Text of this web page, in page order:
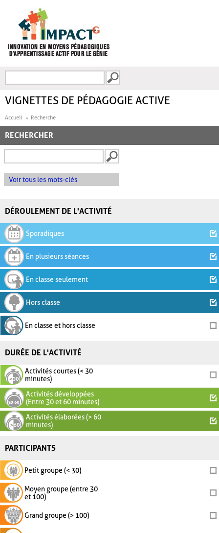
FORMULAIRE DE
VIGNETTES DE PÉDAGOGIE ACTIVE
Accueil Recherche
RECHERCHER
Voir tous les mots-clés
DÉROULEMENT DE L'ACTIVITÉ
Sporadiques
En plusieurs séances
En classe seulement
Hors classe
En classe et hors classe
DURÉE DE L'ACTIVITÉ
Activités courtes (< 30
minutes)
Activités développées
(Entre 30 et 60 minutes)
Activités élaborées (> 60
minutes)
PARTICIPANTS
Petit groupe (< 30)
Moyen groupe (entre 30
et 100)
Grand groupe (> 100)